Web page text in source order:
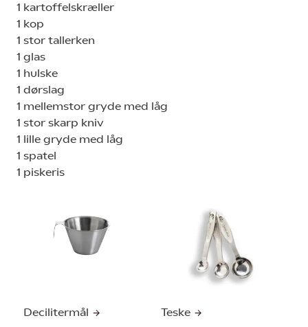
1 kartoffelskræller
1 kop
1 stor tallerken
1 glas
1 hulske
1 dørslag
1 mellemstor gryde med låg
1 stor skarp kniv
1 lille gryde med låg
1 spatel
1 piskeris
Decilitermål Teske